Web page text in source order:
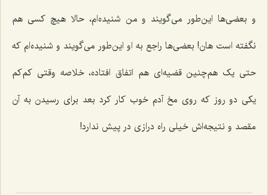
و بعضی‌ها این‌طور مى‌گویند و من شنیده‌ام، حالا هیچ‌ کسی هم
نگفته است هان! بعضى‌ها راجع به او این‌طور مى‌گویند و شنیده‌ام که
حتی یک هم‌چنین قضیه‌ای هم اتفاق افتاده، خلاصه وقتی کم‌کم
یكی دو روز كه روى مخ آدم خوب كار كرد بعد براى رسیدن به آن
مقصد و نتیجه‌اش خیلى راه درازى در پیش ندارد!